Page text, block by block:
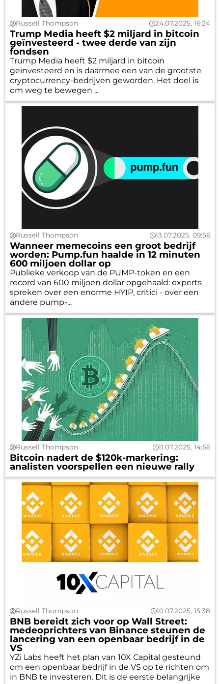
Russell Thompson 24.07.2025, 16:24
Trump Media heeft $2 miljard in bitcoin
geïnvesteerd - twee derde van zijn
fondsen
Trump Media heeft $2 miljard in bitcoin
geïnvesteerd en is daarmee een van de grootste
cryptocurrency-bedrijven geworden. Het doel is
om weg te bewegen ...
Russell Thompson 13.07.2025, 09:56
Wanneer memecoins een groot bedrijf
worden: Pump.fun haalde in 12 minuten
600 miljoen dollar op
Publieke verkoop van de PUMP-token en een
record van 600 miljoen dollar opgehaald: experts
spreken over een enorme HYIP, critici - over een
andere pump-...
Russell Thompson 11.07.2025, 14:56
Bitcoin nadert de $120k-markering:
analisten voorspellen een nieuwe rally
Russell Thompson 10.07.2025, 15:38
BNB bereidt zich voor op Wall Street:
medeoprichters van Binance steunen de
lancering van een openbaar bedrijf in de
VS
YZi Labs heeft het plan van 10X Capital gesteund
om een openbaar bedrijf in de VS op te richten om
in BNB te investeren. Dit is de eerste belangrijke